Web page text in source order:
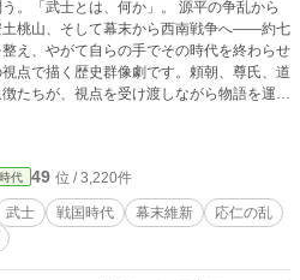
とは、何か」。 源平の争乱から
土桃山、そして幕末から西南戦争へ——約七
え、やがて自らの手でその時代を終わらせ
点で描く歴史群像劇です。頼朝、尊氏、道
たちが、視点を受け渡しながら物語を運び
賞として頂く——それが、武士でした。だ
吉は検地と刀狩で武士と百姓を永遠に分
えていく。「武士とは何か」という問いの
ます。 そして物語は、武士たちがそれぞ
いう言葉を束ねていきます。
代 49 位 / 3,220件
武士 戦国時代 幕末維新
応仁の乱